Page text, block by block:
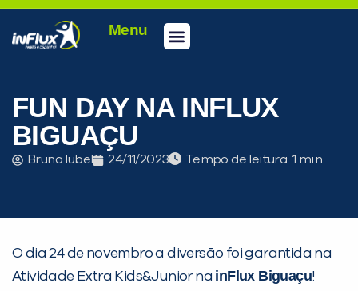
Menu
FUN DAY NA INFLUX
BIGUAÇU
Bruna Iubel 24/11/2023 Tempo de leitura:
O dia 24 de novembro a diversão foi garantida na
Atividade Extra Kids&Junior na inFlux Biguaçu!